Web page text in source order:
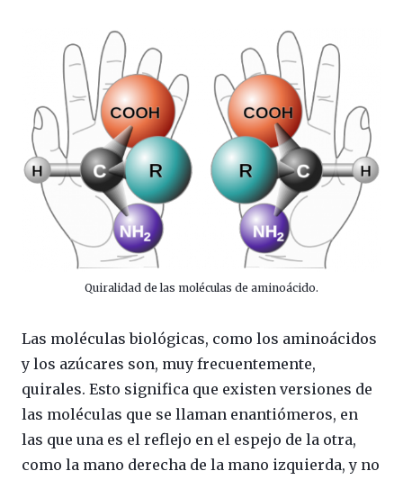
Quiralidad de las moléculas de aminoácido.
Las moléculas biológicas, como los aminoácidos
y los azúcares son, muy frecuentemente,
quirales. Esto significa que existen versiones de
las moléculas que se llaman enantiómeros, en
las que una es el reflejo en el espejo de la otra,
como la mano derecha de la mano izquierda, y no